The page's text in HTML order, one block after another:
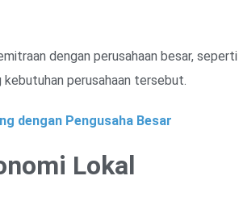
dengan perusahaan besar, seperti
perusahaan tersebut.
dengan Pengusaha Besar
Lokal